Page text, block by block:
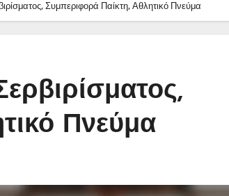
Συμπεριφορά Παίκτη, Αθλητικό Πνεύμα
Πνεύμα